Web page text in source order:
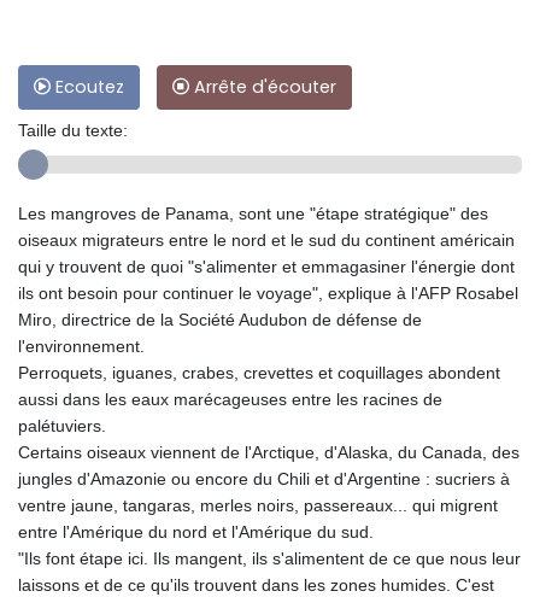
Ecoutez Arrête d'écouter
Taille du texte:
Les mangroves de Panama, sont une "étape stratégique" des
oiseaux migrateurs entre le nord et le sud du continent américain
qui y trouvent de quoi "s'alimenter et emmagasiner l'énergie dont
ils ont besoin pour continuer le voyage", explique à l'AFP Rosabel
Miro, directrice de la Société Audubon de défense de
l'environnement.
Perroquets, iguanes, crabes, crevettes et coquillages abondent
aussi dans les eaux marécageuses entre les racines de
palétuviers.
Certains oiseaux viennent de l'Arctique, d'Alaska, du Canada, des
jungles d'Amazonie ou encore du Chili et d'Argentine : sucriers à
ventre jaune, tangaras, merles noirs, passereaux... qui migrent
entre l'Amérique du nord et l'Amérique du sud.
"Ils font étape ici. Ils mangent, ils s'alimentent de ce que nous leur
laissons et de ce qu'ils trouvent dans les zones humides. C'est